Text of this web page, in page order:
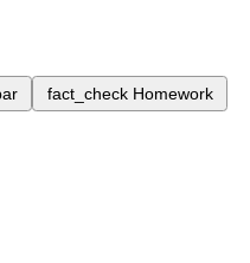
fact_check Homework